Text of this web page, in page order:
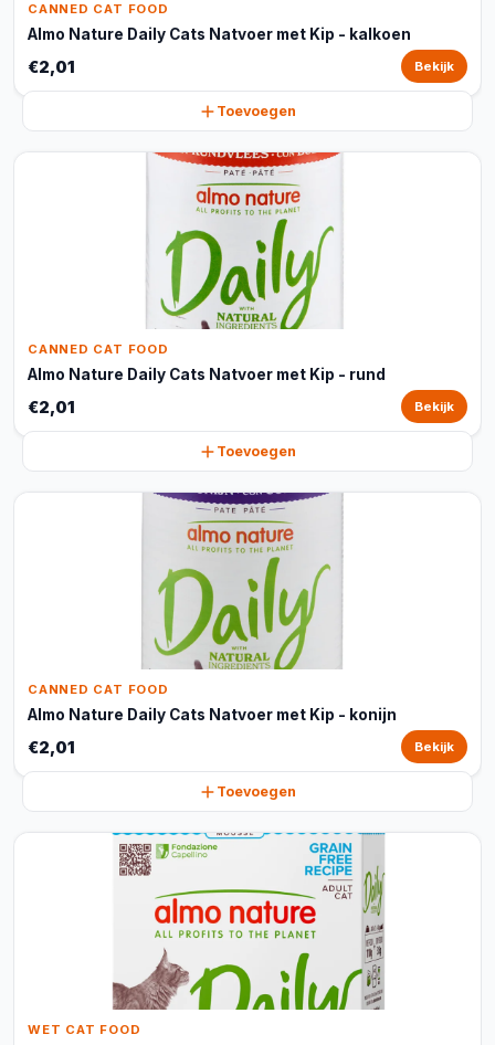
CANNED CAT FOOD
Almo Nature Daily Cats Natvoer met Kip - kalkoen
€2,01 Bekijk
Toevoegen
CANNED CAT FOOD
Almo Nature Daily Cats Natvoer met Kip - rund
€2,01 Bekijk
Toevoegen
CANNED CAT FOOD
Almo Nature Daily Cats Natvoer met Kip - konijn
€2,01 Bekijk
Toevoegen
WET CAT FOOD